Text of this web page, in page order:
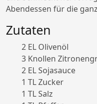
Abendessen für die
Zutaten
2 EL Olivenöl
3 Knollen
2 EL Sojasauce
1 TL Zucker
1 TL Salz